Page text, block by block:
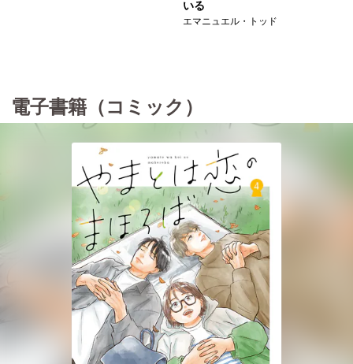
いる
エマニュエル・トッド
電子書籍（コミック）